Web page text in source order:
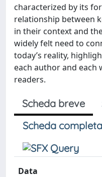
characterized by its
relationship between
in their context and
widely felt need to
today’s reality,
each author and
readers.
Scheda breve
Scheda
Data